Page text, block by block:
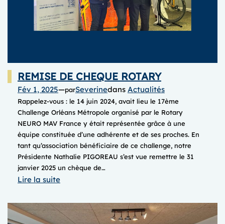
REMISE DE CHEQUE ROTARY
Fév 1, 2025—parSeverinedans Actualités
Rappelez-vous : le 14 juin 2024, avait lieu le 17ème
Challenge Orléans Métropole organisé par le Rotary
NEURO MAV France y était représentée grâce à une
équipe constituée d’une adhérente et de ses proches. En
tant qu’association bénéficiaire de ce challenge, notre
Présidente Nathalie PIGOREAU s’est vue remettre le 31
janvier 2025 un chèque de…
Lire la suite:
DE
CHEQUE